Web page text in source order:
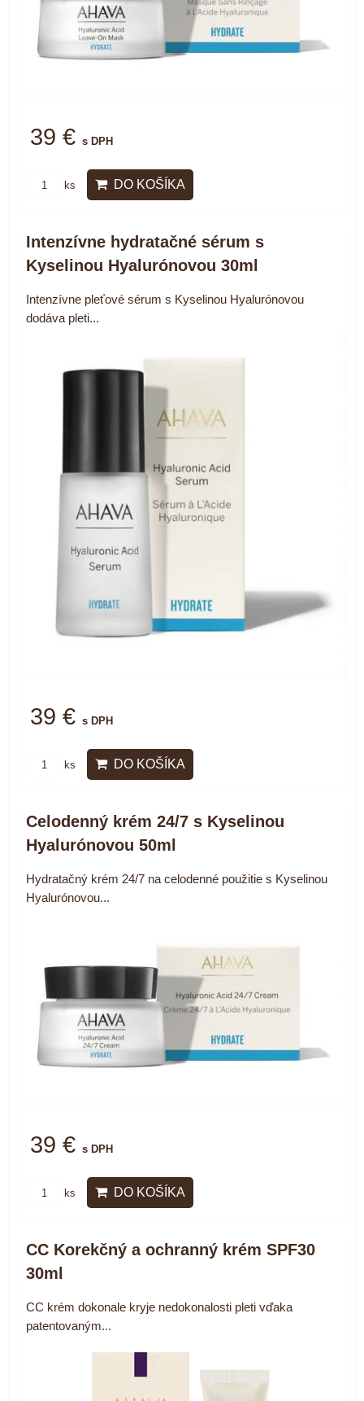
39 € s DPH
ks DO KOŠÍKA
Intenzívne hydratačné sérum s
Kyselinou Hyalurónovou 30ml
Intenzívne pleťové sérum s Kyselinou Hyalurónovou
dodáva pleti...
39 € s DPH
ks DO KOŠÍKA
Celodenný krém 24/7 s Kyselinou
Hyalurónovou 50ml
Hydratačný krém 24/7 na celodenné použitie s Kyselinou
Hyalurónovou...
39 € s DPH
ks DO KOŠÍKA
CC Korekčný a ochranný krém SPF30
30ml
CC krém dokonale kryje nedokonalosti pleti vďaka
patentovaným...